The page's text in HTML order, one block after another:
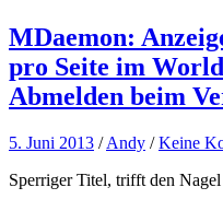
MDaemon:
pro Seite im
Abmelden beim
5. Juni 2013 /Andy /Keine
Sperriger Titel, trifft den